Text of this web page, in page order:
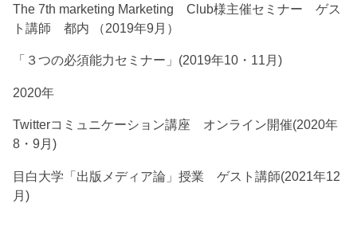
The 7th marketing Marketing Club様主催セミナー ゲス
ト講師 都内 （2019年9月）
「３つの必須能力セミナー」(2019年10・11月)
2020年
Twitterコミュニケーション講座 オンライン開催(2020年
8・9月)
目白大学「出版メディア論」授業 ゲスト講師(2021年12
月)